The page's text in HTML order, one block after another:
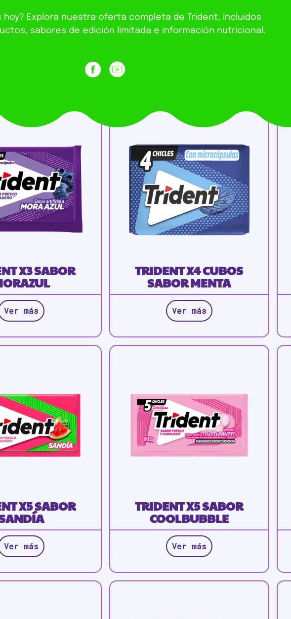
hoy? Explora nuestra oferta completa de Trident, incluidos
sabores de edición limitada e información nutricional.
X3 SABOR
Ver más
TRIDENT X4 CUBOS
SABOR MENTA
Ver más
X5 SABOR
Ver más
TRIDENT X5 SABOR
COOLBUBBLE
Ver más